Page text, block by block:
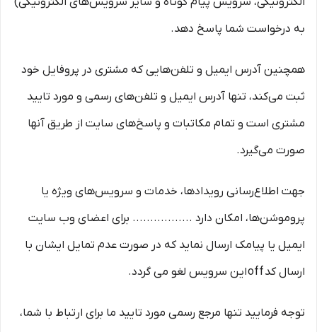
به درخواست شما پاسخ دهد.
همچنین آدرس ایمیل و تلفن‌هایی که مشتری در پروفایل خود
ثبت می‌کند، تنها آدرس ایمیل و تلفن‌های رسمی و مورد تایید
مشتری است و تمام مکاتبات و پاسخ‌های سایت از طریق آنها
صورت می‌گیرد.
جهت اطلاع‌رسانی رویدادها، خدمات و سرویس‌های ویژه یا
پروموشن‌ها، امکان دارد ................. برای اعضای وب سایت
ایمیل یا پیامک ارسال نماید که در صورت عدم تمایل ایشان با
ارسال کد off این سرویس لغو می گردد.
توجه فرمایید تنها مرجع رسمی مورد تایید ما برای ارتباط با شما،